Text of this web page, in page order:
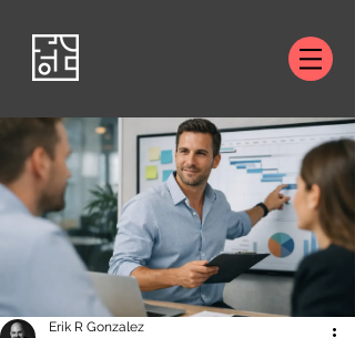
Erik R Gonzalez